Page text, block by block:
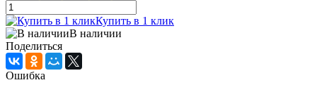
Купить в 1 клик
В наличии
Поделиться
Ошибка